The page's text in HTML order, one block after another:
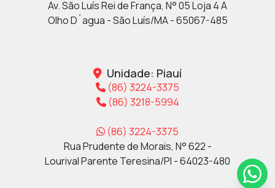
Av. São Luís Rei de França, N° 05 Loja 4 A
Olho D´agua - São Luís/MA - 65067-485
Unidade: Piauí
(86) 3224-3375
(86) 3218-5994
(86) 3224-3375
Rua Prudente de Morais, N° 622 -
Lourival Parente Teresina/PI - 64023-480